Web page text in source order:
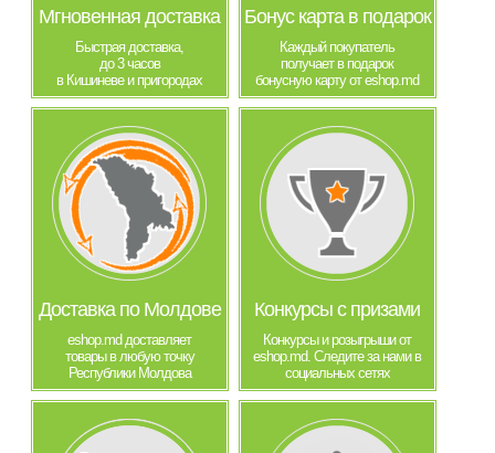
Мгновенная доставка
Быстрая доставка,
до 3 часов
в Кишиневе и пригородах
Бонус карта в подарок
Каждый покупатель
получает в подарок
бонусную карту от eshop.md
Доставка по Молдове
eshop.md доставляет
товары в любую точку
Республики Молдова
Конкурсы с призами
Конкурсы и розыгрыши от
eshop.md. Следите за нами в
социальных сетях